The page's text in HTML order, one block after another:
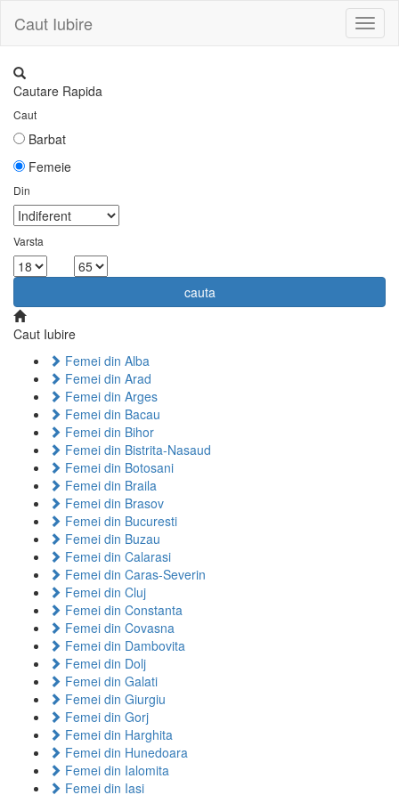
Caut Iubire
Cautare Rapida
Caut
Barbat
Femeie
Din
Varsta
cauta
Caut Iubire
Femei din Alba
Femei din Arad
Femei din Arges
Femei din Bacau
Femei din Bihor
Femei din Bistrita-Nasaud
Femei din Botosani
Femei din Braila
Femei din Brasov
Femei din Bucuresti
Femei din Buzau
Femei din Calarasi
Femei din Caras-Severin
Femei din Cluj
Femei din Constanta
Femei din Covasna
Femei din Dambovita
Femei din Dolj
Femei din Galati
Femei din Giurgiu
Femei din Gorj
Femei din Harghita
Femei din Hunedoara
Femei din Ialomita
Femei din Iasi